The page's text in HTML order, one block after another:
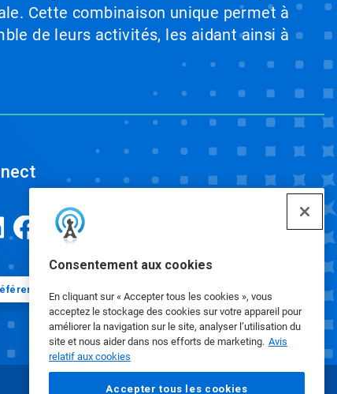
Consentement aux cookies
En cliquant sur « Accepter tous les cookies », vous
acceptez le stockage des cookies sur votre appareil pour
améliorer la navigation sur le site, analyser l’utilisation du
site et nous aider dans nos efforts de marketing. Avis
relatif aux cookies
Accepter tous les cookies
Cette combinaison unique permet à
de leurs activités, les aidant ainsi à
en matière de cookies